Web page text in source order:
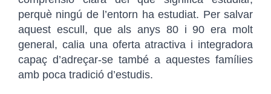
perquè ningú de l’entorn ha estudiat. Per salvar
aquest escull, que als anys 80 i 90 era molt
general, calia una oferta atractiva i integradora
capaç d’adreçar-se també a aquestes famílies
amb poca tradició d’estudis.